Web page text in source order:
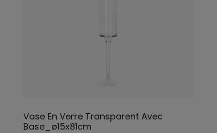
Vase En Verre Transparent Avec
Base_ø15x81cm